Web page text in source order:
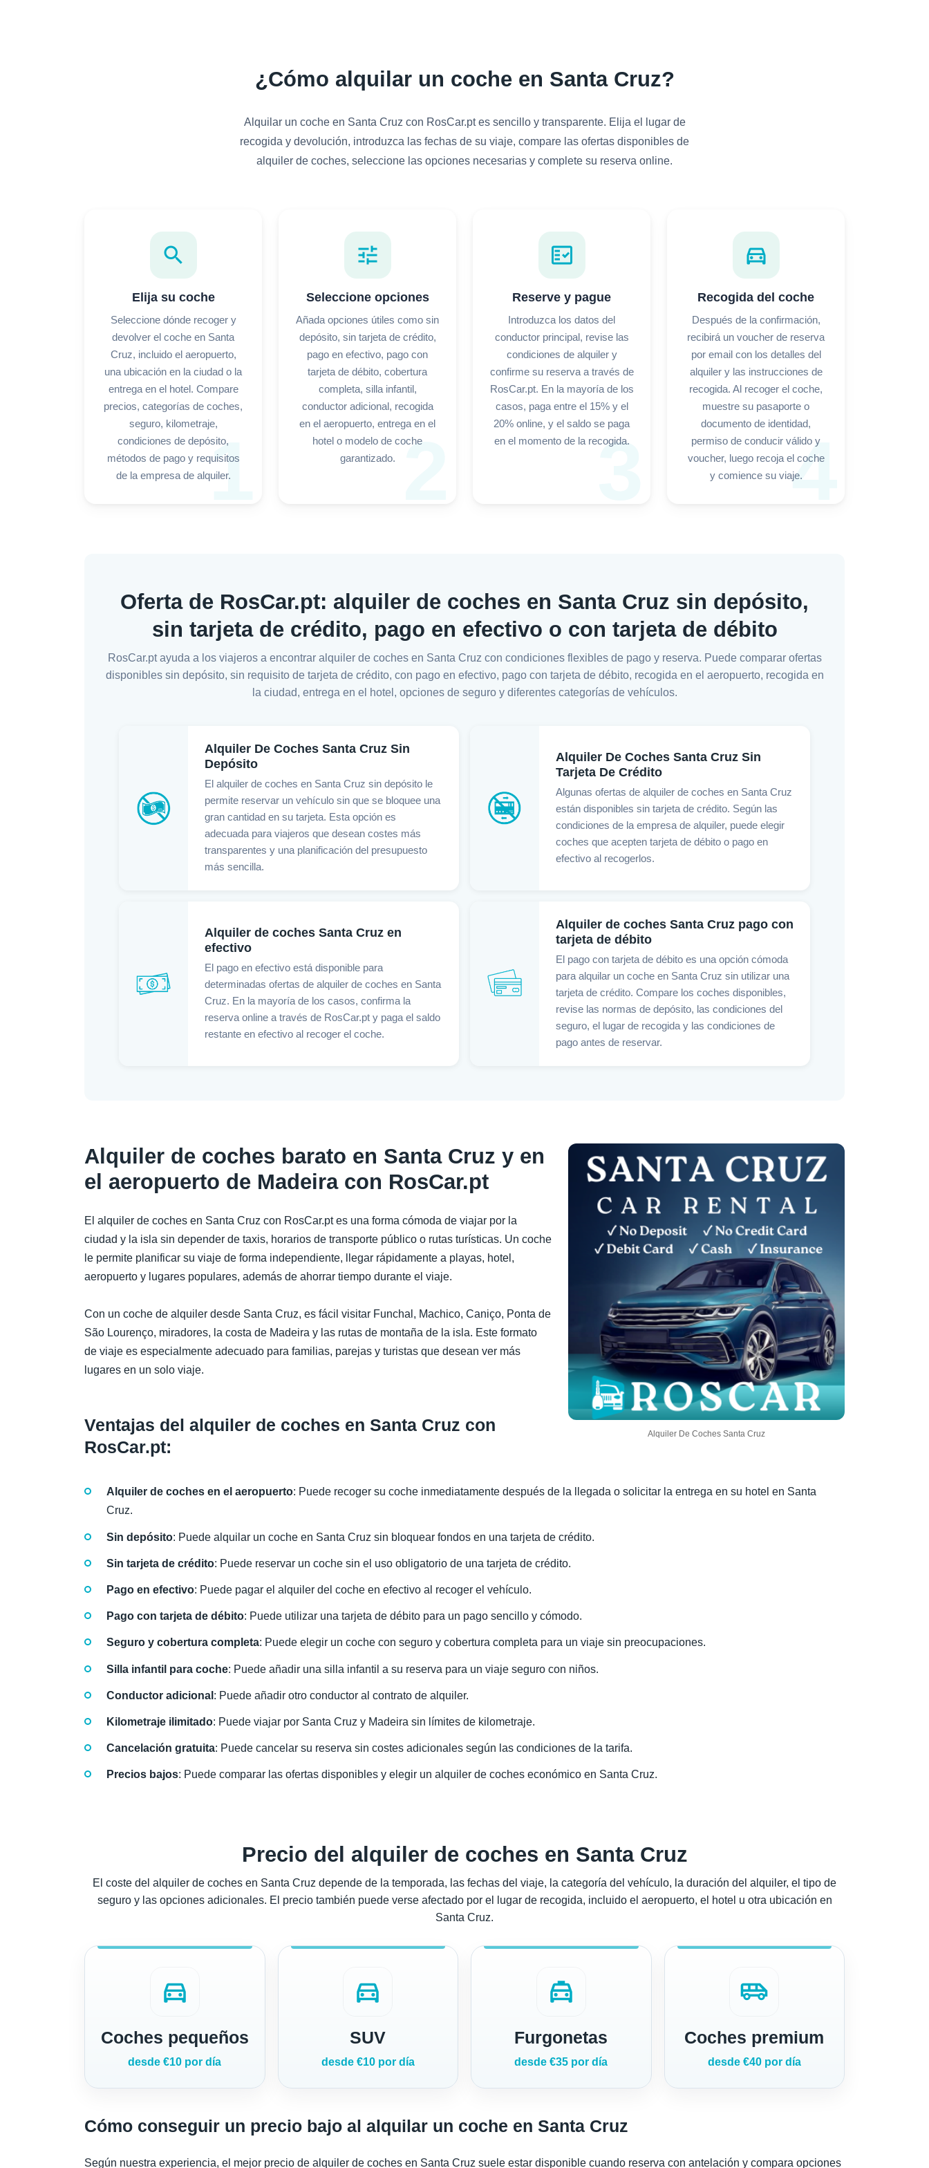
¿Cómo alquilar un coche en Santa Cruz?
Alquilar un coche en Santa Cruz con RosCar.pt es sencillo y transparente. Elija el lugar de
recogida y devolución, introduzca las fechas de su viaje, compare las ofertas disponibles de
alquiler de coches, seleccione las opciones necesarias y complete su reserva online.
1
search
Elija su coche
Seleccione dónde recoger y
devolver el coche en Santa
Cruz, incluido el aeropuerto,
una ubicación en la ciudad o la
entrega en el hotel. Compare
precios, categorías de coches,
seguro, kilometraje,
condiciones de depósito,
métodos de pago y requisitos
de la empresa de alquiler.
2
tune
Seleccione opciones
Añada opciones útiles como sin
depósito, sin tarjeta de crédito,
pago en efectivo, pago con
tarjeta de débito, cobertura
completa, silla infantil,
conductor adicional, recogida
en el aeropuerto, entrega en el
hotel o modelo de coche
garantizado.
3
fact_check
Reserve y pague
Introduzca los datos del
conductor principal, revise las
condiciones de alquiler y
confirme su reserva a través de
RosCar.pt. En la mayoría de los
casos, paga entre el 15% y el
20% online, y el saldo se paga
en el momento de la recogida.
4
directions_car
Recogida del coche
Después de la confirmación,
recibirá un voucher de reserva
por email con los detalles del
alquiler y las instrucciones de
recogida. Al recoger el coche,
muestre su pasaporte o
documento de identidad,
permiso de conducir válido y
voucher, luego recoja el coche
y comience su viaje.
Oferta de RosCar.pt: alquiler de coches en Santa Cruz sin depósito,
sin tarjeta de crédito, pago en efectivo o con tarjeta de débito
RosCar.pt ayuda a los viajeros a encontrar alquiler de coches en Santa Cruz con condiciones flexibles de pago y reserva. Puede comparar ofertas
disponibles sin depósito, sin requisito de tarjeta de crédito, con pago en efectivo, pago con tarjeta de débito, recogida en el aeropuerto, recogida en
la ciudad, entrega en el hotel, opciones de seguro y diferentes categorías de vehículos.
Alquiler De Coches Santa Cruz Sin
Depósito
El alquiler de coches en Santa Cruz sin depósito le
permite reservar un vehículo sin que se bloquee una
gran cantidad en su tarjeta. Esta opción es
adecuada para viajeros que desean costes más
transparentes y una planificación del presupuesto
más sencilla.
Alquiler De Coches Santa Cruz Sin
Tarjeta De Crédito
Algunas ofertas de alquiler de coches en Santa Cruz
están disponibles sin tarjeta de crédito. Según las
condiciones de la empresa de alquiler, puede elegir
coches que acepten tarjeta de débito o pago en
efectivo al recogerlos.
Alquiler de coches Santa Cruz en
efectivo
El pago en efectivo está disponible para
determinadas ofertas de alquiler de coches en Santa
Cruz. En la mayoría de los casos, confirma la
reserva online a través de RosCar.pt y paga el saldo
restante en efectivo al recoger el coche.
Alquiler de coches Santa Cruz pago con
tarjeta de débito
El pago con tarjeta de débito es una opción cómoda
para alquilar un coche en Santa Cruz sin utilizar una
tarjeta de crédito. Compare los coches disponibles,
revise las normas de depósito, las condiciones del
seguro, el lugar de recogida y las condiciones de
pago antes de reservar.
Alquiler De Coches Santa Cruz
Alquiler de coches barato en Santa Cruz y en
el aeropuerto de Madeira con RosCar.pt
El alquiler de coches en Santa Cruz con RosCar.pt es una forma cómoda de viajar por la
ciudad y la isla sin depender de taxis, horarios de transporte público o rutas turísticas. Un coche
le permite planificar su viaje de forma independiente, llegar rápidamente a playas, hotel,
aeropuerto y lugares populares, además de ahorrar tiempo durante el viaje.
Con un coche de alquiler desde Santa Cruz, es fácil visitar Funchal, Machico, Caniço, Ponta de
São Lourenço, miradores, la costa de Madeira y las rutas de montaña de la isla. Este formato
de viaje es especialmente adecuado para familias, parejas y turistas que desean ver más
lugares en un solo viaje.
Ventajas del alquiler de coches en Santa Cruz con
RosCar.pt:
Alquiler de coches en el aeropuerto: Puede recoger su coche inmediatamente después de la llegada o solicitar la entrega en su hotel en Santa
Cruz.
Sin depósito: Puede alquilar un coche en Santa Cruz sin bloquear fondos en una tarjeta de crédito.
Sin tarjeta de crédito: Puede reservar un coche sin el uso obligatorio de una tarjeta de crédito.
Pago en efectivo: Puede pagar el alquiler del coche en efectivo al recoger el vehículo.
Pago con tarjeta de débito: Puede utilizar una tarjeta de débito para un pago sencillo y cómodo.
Seguro y cobertura completa: Puede elegir un coche con seguro y cobertura completa para un viaje sin preocupaciones.
Silla infantil para coche: Puede añadir una silla infantil a su reserva para un viaje seguro con niños.
Conductor adicional : Puede añadir otro conductor al contrato de alquiler.
Kilometraje ilimitado: Puede viajar por Santa Cruz y Madeira sin límites de kilometraje.
Cancelación gratuita: Puede cancelar su reserva sin costes adicionales según las condiciones de la tarifa.
Precios bajos: Puede comparar las ofertas disponibles y elegir un alquiler de coches económico en Santa Cruz.
Precio del alquiler de coches en Santa Cruz
El coste del alquiler de coches en Santa Cruz depende de la temporada, las fechas del viaje, la categoría del vehículo, la duración del alquiler, el tipo de
seguro y las opciones adicionales. El precio también puede verse afectado por el lugar de recogida, incluido el aeropuerto, el hotel u otra ubicación en
Santa Cruz.
directions_car
Coches pequeños
desde €10 por día
directions_car
SUV
desde €10 por día
local_taxi
Furgonetas
desde €35 por día
airport_shuttle
Coches premium
desde €40 por día
Cómo conseguir un precio bajo al alquilar un coche en Santa Cruz
Según nuestra experiencia, el mejor precio de alquiler de coches en Santa Cruz suele estar disponible cuando reserva con antelación y compara opciones